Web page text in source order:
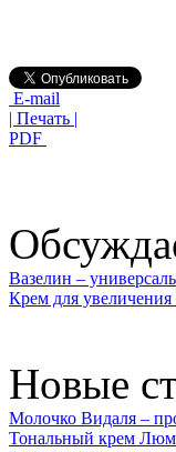
E-mail
| Печать |
PDF
Вазелин –
Крем для
Новые
Молочко Видаля –
Тональный крем